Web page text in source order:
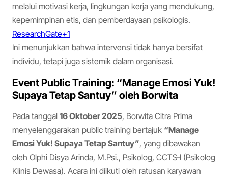
melalui motivasi kerja, lingkungan kerja yang mendukung,
kepemimpinan etis, dan pemberdayaan psikologis.
ResearchGate+1
Ini menunjukkan bahwa intervensi tidak hanya bersifat
individu, tetapi juga sistemik dalam organisasi.
Event Public Training: “Manage Emosi Yuk!
Supaya Tetap Santuy” oleh Borwita
Pada tanggal 16 Oktober 2025, Borwita Citra Prima
menyelenggarakan public training bertajuk “Manage
Emosi Yuk! Supaya Tetap Santuy”, yang dibawakan
oleh Olphi Disya Arinda, M.Psi., Psikolog, CCTS‑I (Psikolog
Klinis Dewasa). Acara ini diikuti oleh ratusan karyawan